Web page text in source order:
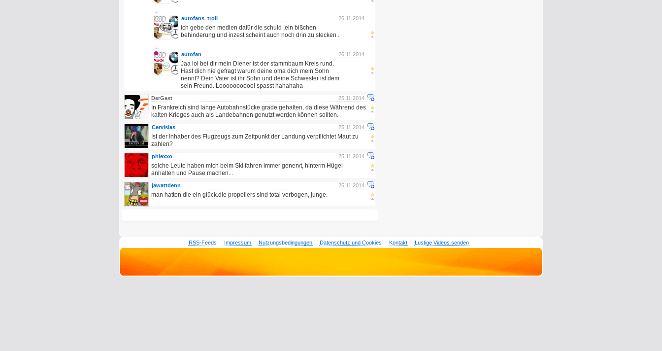
26.11.2014
autofans_troll
ich gebe den medien dafür die schuld ,ein bißchen
behinderung und inzest scheint auch noch drin zu stecken .
26.11.2014
autofan
Jaa lol bei dir mein Diener ist der stammbaum Kreis rund.
Hast dich nie gefragt warum deine oma dich mein Sohn
nennt? Dein Vater ist ihr Sohn und deine Schwester ist dem
sein Freund. Looooooooool spasst hahahaha
25.11.2014
DerGast
In Frankreich sind lange Autobahnstücke grade gehalten, da diese Während des
kalten Krieges auch als Landebahnen genutzt werden können sollten.
25.11.2014
Cervisias
Ist der Inhaber des Flugzeugs zum Zeitpunkt der Landung verpflichtet Maut zu
zahlen?
25.11.2014
phlexxo
solche Leute haben mich beim Ski fahren immer genervt, hinterm Hügel
anhalten und Pause machen...
25.11.2014
jawattdenn
man hatten die ein glück.die propellers sind total verbogen, junge.
RSS-Feeds Impressum Nutzungsbedingungen Datenschutz und Cookies Kontakt Lustige Videos senden